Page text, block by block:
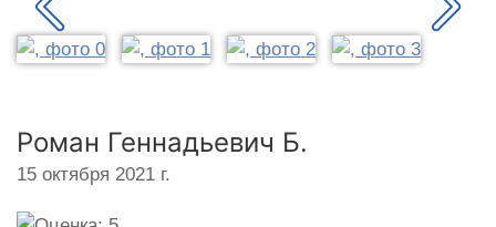
Роман Геннадьевич Б.
15 октября 2021 г.